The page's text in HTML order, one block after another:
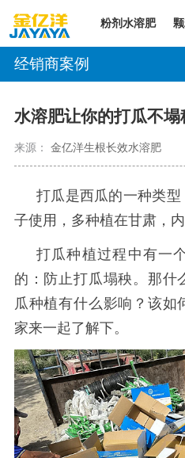
粉剂水溶肥
经销商案例
水溶肥让你的打瓜不塌
来源： 金亿洋生根长效水溶肥
打瓜是西瓜的一种类
子使用，多种植在甘肃，内
打瓜种植过程中有一
的：防止打瓜塌秧。那什
瓜种植有什么影响？该如
家来一起了解下。